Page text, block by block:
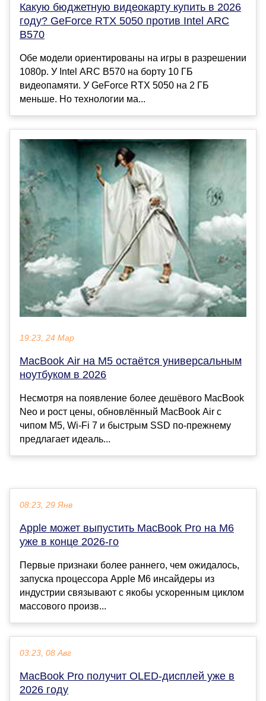
Какую бюджетную видеокарту купить в 2026
году? GeForce RTX 5050 против Intel ARC
B570
Обе модели ориентированы на игры в разрешении
1080p. У Intel ARC B570 на борту 10 ГБ
видеопамяти. У GeForce RTX 5050 на 2 ГБ
меньше. Но технологии ма...
19:23, 24 Мар
MacBook Air на M5 остаётся универсальным
ноутбуком в 2026
Несмотря на появление более дешёвого MacBook
Neo и рост цены, обновлённый MacBook Air с
чипом M5, Wi-Fi 7 и быстрым SSD по-прежнему
предлагает идеаль...
08:23, 29 Янв
Apple может выпустить MacBook Pro на M6
уже в конце 2026-го
Первые признаки более раннего, чем ожидалось,
запуска процессора Apple M6 инсайдеры из
индустрии связывают с якобы ускоренным циклом
массового произв...
03:23, 08 Авг
MacBook Pro получит OLED-дисплей уже в
2026 году